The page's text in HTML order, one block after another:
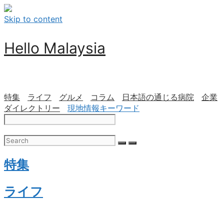
Skip to content
Hello Malaysia
特集 ライフ グルメ コラム 日本語の通じる病院
企業
ダイレクトリー
現地情報キーワード
特集
ライフ